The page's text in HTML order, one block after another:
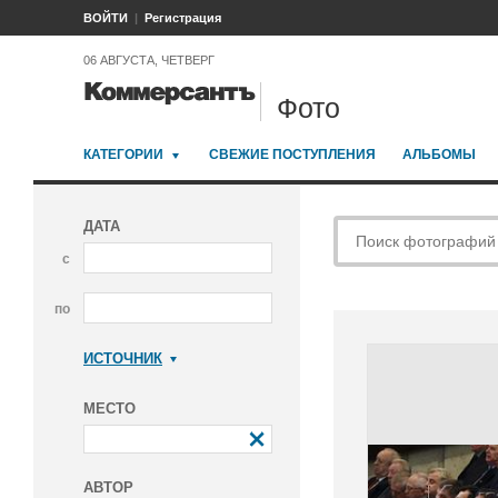
ВОЙТИ Регистрация
06 АВГУСТА, ЧЕТВЕРГ
Фото
КАТЕГОРИИ СВЕЖИЕ ПОСТУПЛЕНИЯ АЛЬБОМЫ
ДАТА
с
по
ИСТОЧНИК
МЕСТО
АВТОР